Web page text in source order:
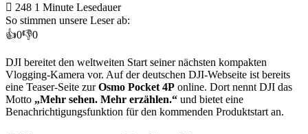
248 1 Minute Lesedauer
So stimmen unsere Leser ab:
👍0👎0
DJI bereitet den weltweiten Start seiner nächsten kompakten
Vlogging-Kamera vor. Auf der deutschen DJI-Webseite ist bereits
eine Teaser-Seite zurOsmo Pocket 4P online. Dort nennt DJI das
Motto „Mehr sehen. Mehr erzählen.“ und bietet eine
Benachrichtigungsfunktion für den kommenden Produktstart an.